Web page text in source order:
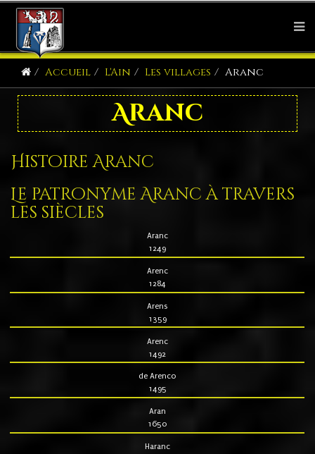
Accueil L'Ain Les villages Aranc
Aranc
Histoire Aranc
Le patronyme Aranc à travers
les siècles
Aranc
1249
Arenc
1284
Arens
1359
Arenc
1492
de Arenco
1495
Aran
1650
Haranc